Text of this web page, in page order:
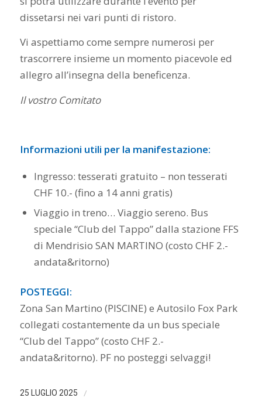
dissetarsi nei vari punti di ristoro.
Vi aspettiamo come sempre numerosi per
trascorrere insieme un momento piacevole ed
allegro all’insegna della beneficenza.
Il vostro Comitato
Informazioni utili per la manifestazione:
Ingresso: tesserati gratuito – non tesserati
CHF 10.- (fino a 14 anni gratis)
Viaggio in treno… Viaggio sereno. Bus
speciale “Club del Tappo” dalla stazione FFS
di Mendrisio SAN MARTINO (costo CHF 2.-
andata&ritorno)
POSTEGGI:
Zona San Martino (PISCINE) e Autosilo Fox Park
collegati costantemente da un bus speciale
“Club del Tappo” (costo CHF 2.-
andata&ritorno). PF no posteggi selvaggi!
25 LUGLIO 2025 /